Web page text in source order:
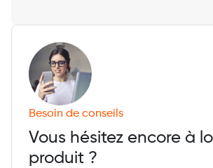
Besoin de conseils
Vous hésitez encore à
produit ?